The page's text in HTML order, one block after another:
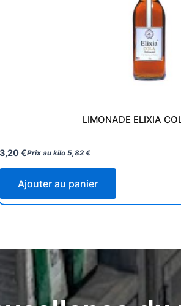
LIMONADE ELIXIA
3,20€Prix au kilo 5,82 €
Ajouter au panier